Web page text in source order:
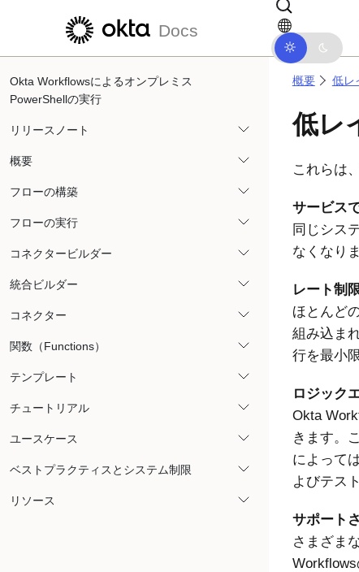
メインコンテンツにスキップ ドキュメントナビゲーションにス
Docs
Okta Workflowsによるオンプレミス
PowerShellの実行
リリースノート
概要
フローの構築
フローの実行
コネクタービルダー
統合ビルダー
コネクター
関数（Functions）
テンプレート
チュートリアル
ユースケース
ベストプラクティスとシステム制限
リソース
概要 低レ
低レ
これらは
サービス
同じシス
なくなりま
レート制
ほとんど
組み込ま
行を最小
ロジック
Okta
きます。
によって
よびテス
サポート
さまざま